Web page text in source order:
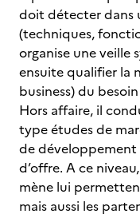
doit détecter dans
(techniques,
organise une veille
ensuite qualifier la
business) du
Hors affaire, il
type études de
de développement
d’offre. A ce
mène lui
mais aussi les